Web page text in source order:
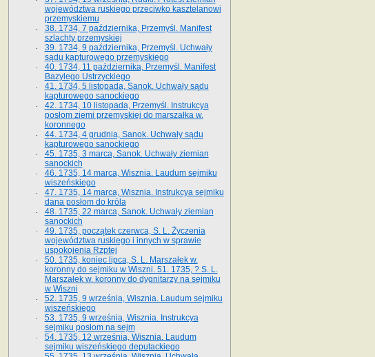
województwa ruskiego przeciwko kasztelanowi
przemyskiemu
38. 1734, 7 października, Przemyśl. Manifest
szlachty przemyskiej
39. 1734, 9 października, Przemyśl. Uchwały
sądu kapturowego przemyskiego
40. 1734, 11 października, Przemyśl. Manifest
Bazylego Ustrzyckiego
41. 1734, 5 listopada, Sanok. Uchwały sądu
kapturowego sanockiego
42. 1734, 10 listopada, Przemyśl. Instrukcya
posłom ziemi przemyskiej do marszałka w.
koronnego
44. 1734, 4 grudnia, Sanok. Uchwały sądu
kapturowego sanockiego
45. 1735, 3 marca, Sanok. Uchwały ziemian
sanockich
46. 1735, 14 marca, Wisznia. Laudum sejmiku
wiszeńskiego
47. 1735, 14 marca, Wisznia. Instrukcya sejmiku
dana posłom do króla
48. 1735, 22 marca, Sanok. Uchwały ziemian
sanockich
49. 1735, początek czerwca, S. L. Życzenia
województwa ruskiego i innych w sprawie
uspokojenia Rzptej
50. 1735, koniec lipca, S. L. Marszałek w.
koronny do sejmiku w Wiszni. 51. 1735, ? S. L.
Marszałek w. koronny do dygnitarzy na sejmiku
w Wiszni
52. 1735, 9 września, Wisznia. Laudum sejmiku
wiszeńskiego
53. 1735, 9 września, Wisznia. Instrukcya
sejmiku posłom na sejm
54. 1735, 12 września, Wisznia. Laudum
sejmiku wiszeńskiego deputackiego